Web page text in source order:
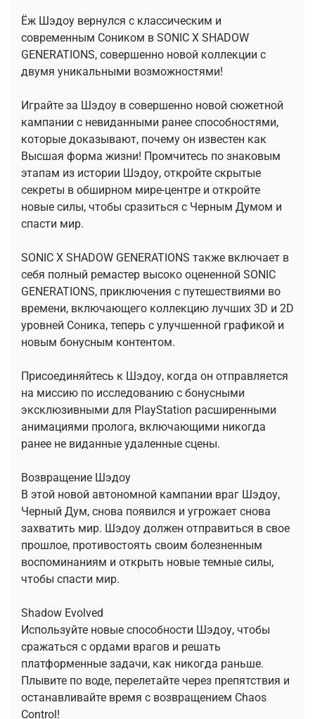
Ёж Шэдоу вернулся с классическим и
современным Соником в SONIC X SHADOW
GENERATIONS, совершенно новой коллекции с
двумя уникальными возможностями!
Играйте за Шэдоу в совершенно новой сюжетной
кампании с невиданными ранее способностями,
которые доказывают, почему он известен как
Высшая форма жизни! Промчитесь по знаковым
этапам из истории Шэдоу, откройте скрытые
секреты в обширном мире-центре и откройте
новые силы, чтобы сразиться с Черным Думом и
спасти мир.
SONIC X SHADOW GENERATIONS также включает в
себя полный ремастер высоко оцененной SONIC
GENERATIONS, приключения с путешествиями во
времени, включающего коллекцию лучших 3D и 2D
уровней Соника, теперь с улучшенной графикой и
новым бонусным контентом.
Присоединяйтесь к Шэдоу, когда он отправляется
на миссию по исследованию с бонусными
эксклюзивными для PlayStation расширенными
анимациями пролога, включающими никогда
ранее не виданные удаленные сцены.
Возвращение Шэдоу
В этой новой автономной кампании враг Шэдоу,
Черный Дум, снова появился и угрожает снова
захватить мир. Шэдоу должен отправиться в свое
прошлое, противостоять своим болезненным
воспоминаниям и открыть новые темные силы,
чтобы спасти мир.
Shadow Evolved
Используйте новые способности Шэдоу, чтобы
сражаться с ордами врагов и решать
платформенные задачи, как никогда раньше.
Плывите по воде, перелетайте через препятствия и
останавливайте время с возвращением Chaos
Control!